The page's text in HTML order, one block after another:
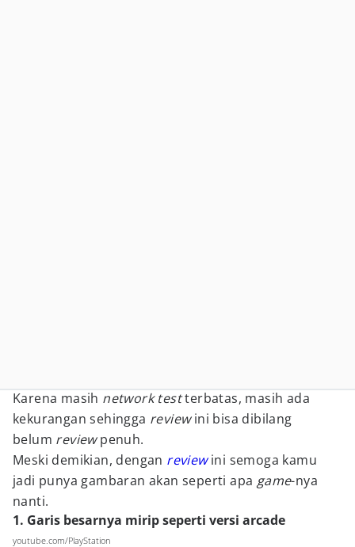
Karena masih network testterbatas, masih ada
kekurangan sehingga reviewini bisa dibilang
belum reviewpenuh.
Meski demikian, dengan review ini semoga kamu
jadi punya gambaran akan seperti apa game-nya
nanti.
1. Garis besarnya mirip seperti versi arcade
youtube.com/PlayStation